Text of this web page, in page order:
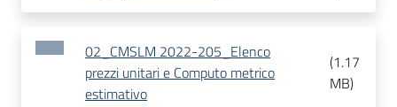
02_CMSLM 2022-205_Elenco
prezzi unitari e Computo metrico
estimativo
(1.17
MB)